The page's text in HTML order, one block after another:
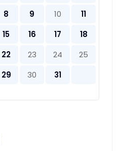
8 9 10
11
15 16 17
18
22 23 24
25
29 30
31